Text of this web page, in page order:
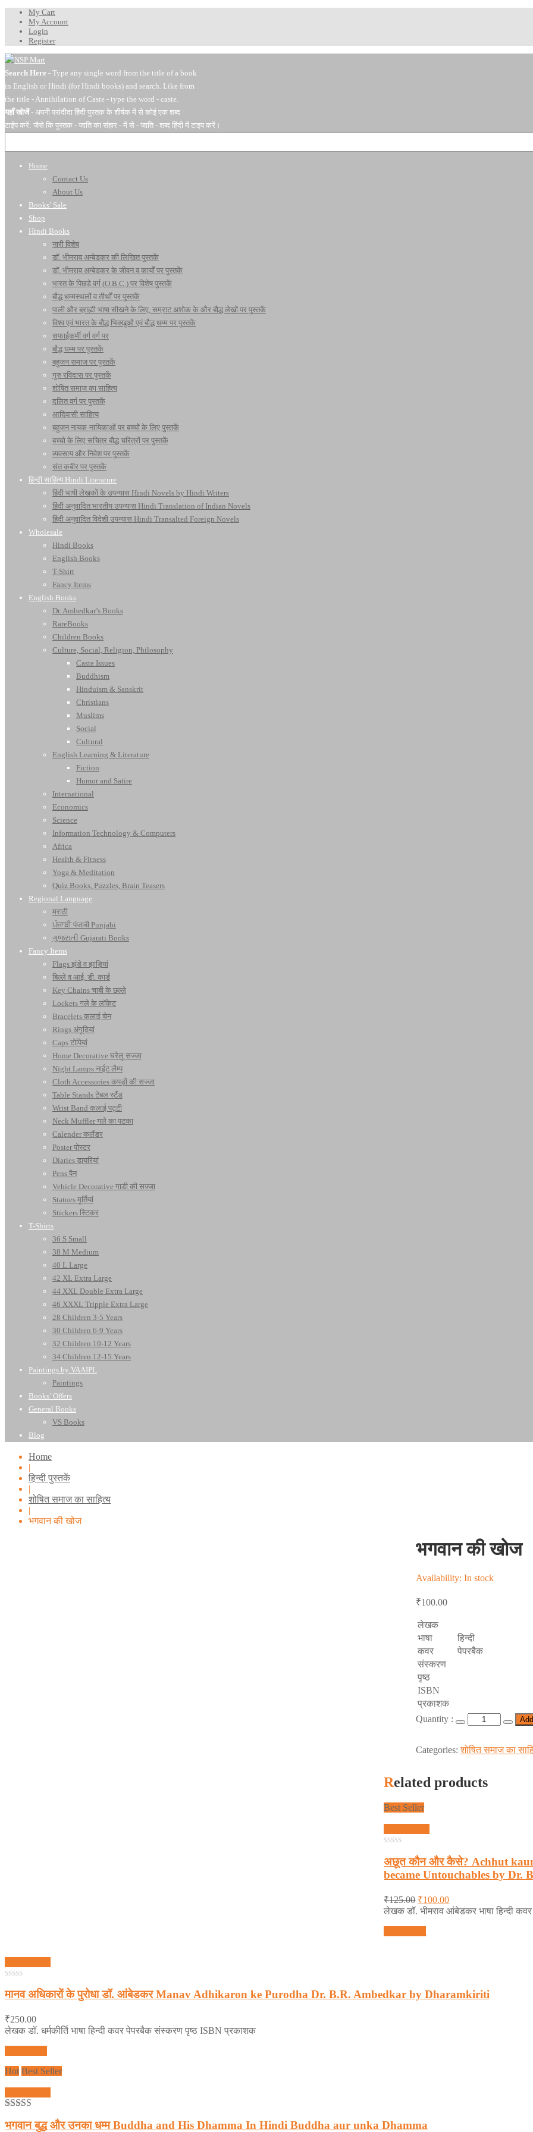
My Cart
My Account
Login
Register
Search Here - Type any single word from the title of a book
in English or Hindi (for Hindi books) and search. Like from
the title - Annihilation of Caste - type the word - caste.
यहाँ खोजें- अपनी पसंदीदा हिंदी पुस्तक के शीर्षक में से कोई एक शब्द
टाईप करें: जैसे कि पुस्तक - जाति का संहार - में से - जाति - शब्द हिंदी में टाइप करें।
Home
Contact Us
About Us
Books’ Sale
Shop
Hindi Books
नारी विशेष
डॉ. भीमराव अम्बेडकर की लिखित पुस्तकें
डॉ. भीमराव अम्बेडकर के जीवन व कार्यों पर पुस्तकें
भारत के पिछड़े वर्ग (O.B.C.) पर विशेष पुस्तकें
बौद्ध धम्मस्थलों व तीर्थों पर पुस्तकें
पाली और ब्राह्मी भाषा सीखने के लिए, सम्राट अशोक के और बौद्ध लेखों पर पुस्तकें
विश्व एवं भारत के बौद्ध भिक्खुओं एवं बौद्ध धम्म पर पुस्तकें
सफाईकर्मी वर्ग वर्ग पर
बौद्ध धम्म पर पुस्तकें
बहुजन समाज पर पुस्तकें
गुरु रविदास पर पुस्तकें
शोषित समाज का साहित्य
दलित वर्ग पर पुस्तकें
आदिवासी साहित्य
बहुजन नायक-नायिकाओं पर बच्चों के लिए पुस्तकें
बच्चो के लिए सचित्र बौद्ध चरित्रों पर पुस्तकें
व्यवसाय और निवेश पर पुस्तकें
संत कबीर पर पुस्तकें
हिन्दी साहित्य Hindi Literature
हिंदी भाषी लेखकों के उपन्यास Hindi Novels by Hindi Writers
हिंदी अनुवादित भारतीय उपन्यास Hindi Translation of Indian Novels
हिंदी अनुवादित विदेशी उपन्यास Hindi Transalted Foreign Novels
Wholesale
Hindi Books
English Books
T-Shirt
Fancy Items
English Books
Dr. Ambedkar’s Books
RareBooks
Children Books
Culture, Social, Religion, Philosophy
Caste Issues
Buddhism
Hinduism & Sanskrit
Christians
Muslims
Social
Cultural
English Learning & Literature
Fiction
Humor and Satire
International
Economics
Science
Information Technology & Computers
Africa
Health & Fitness
Yoga & Meditation
Quiz Books, Puzzles, Brain Teasers
Regional Language
मराठी
ਪੰਜਾਬੀ पंजाबी Punjabi
ગુજરાતી Gujarati Books
Fancy Items
Flags झंडे व झाड़ियां
बिल्ले व आई. डी. कार्ड
Key Chains चाबी के छल्ले
Lockets गले के लॉकेट
Bracelets कलाई चेन
Rings अंगूठियां
Caps टोपियां
Home Decorative घरेलू सज्जा
Night Lamps नाईट लैम्प
Cloth Accessories कपड़ों की सज्जा
Table Stands टेबल स्टैंड
Wrist Band कलाई पट्टी
Neck Muffler गले का पटका
Calender कलैंडर
Poster पोस्टर
Diaries डायरियां
Pens पैन
Vehicle Decorative गाडी की सज्जा
Statues मूर्तियां
Stickers स्टिकर
T-Shirts
36 S Small
38 M Medium
40 L Large
42 XL Extra Large
44 XXL Double Extra Large
46 XXXL Tripple Extra Large
28 Children 3-5 Years
30 Children 6-9 Years
32 Children 10-12 Years
34 Children 12-15 Years
Paintings by VAAIPL
Paintings
Books’ Offers
General Books
VS Books
Blog
Home
|
हिन्दी पुस्तकें
|
शोषित समाज का साहित्य
|
भगवान की खोज
भगवान की खोज
Availability: In stock
₹100.00
लेखक
भाषा
हिन्दी
कवर
पेपरबैक
संस्करण
पृष्ठ
ISBN
प्रकाशक
Quantity :
Categories:शोषित समाज का
Related products
Best Seller
out
of
5
अछूत कौन और कैसे? Achhut
became Untouchables by Dr.
₹125.00 ₹100.00
लेखक डॉ. भीमराव आंबेडकर भाषा हिन्दी
out
5
मानव अधिकारों के पुरोधा डॉ. आंबेडकर Manav Adhikaron ke Purodha Dr. B.R. Ambedkar by Dharamkiriti
₹250.00
लेखक डॉ. धर्मकीर्ति भाषा हिन्दी कवर पेपरबैक संस्करण पृष्ठ ISBN प्रकाशक
Hot Best Seller
भगवान बुद्ध और उनका धम्म Buddha and His Dhamma In Hindi Buddha aur unka Dhamma